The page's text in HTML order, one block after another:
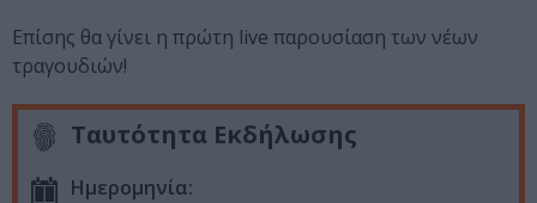
Επίσης θα γίνει η πρώτη live παρουσίαση των νέων
τραγουδιών!
Ταυτότητα Εκδήλωσης
Ημερομηνία: